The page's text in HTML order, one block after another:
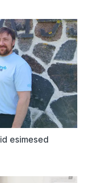
esimesed